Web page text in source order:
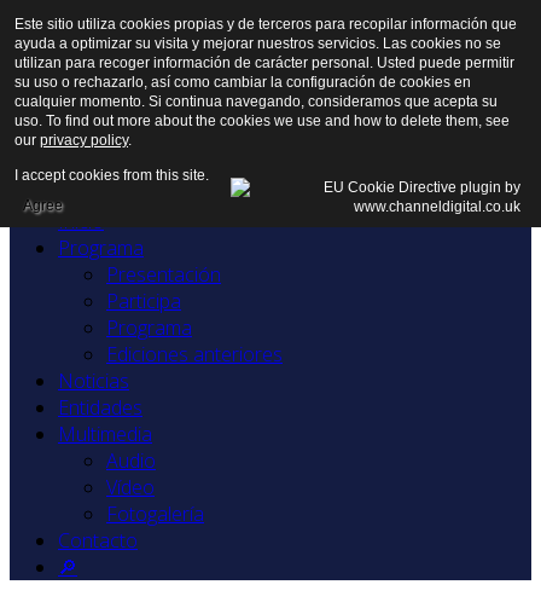
Inicio
Programa
Presentación
Participa
Programa
Ediciones anteriores
Noticias
Entidades
Multimedia
Audio
Vídeo
Fotogalería
Contacto
🔎
Este sitio utiliza cookies propias y de terceros para recopilar información que
ayuda a optimizar su visita y mejorar nuestros servicios. Las cookies no se
utilizan para recoger información de carácter personal. Usted puede permitir
su uso o rechazarlo, así como cambiar la configuración de cookies en
cualquier momento. Si continua navegando, consideramos que acepta su
uso. To find out more about the cookies we use and how to delete them, see
our privacy policy.
I accept cookies from this site.
Agree